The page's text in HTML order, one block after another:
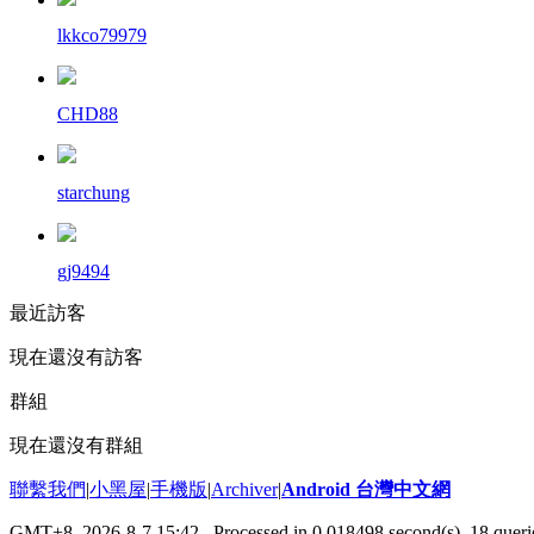
lkkco79979
CHD88
starchung
gj9494
最近訪客
現在還沒有訪客
群組
現在還沒有群組
聯繫我們|小黑屋|手機版|Archiver|Android 台灣中文網